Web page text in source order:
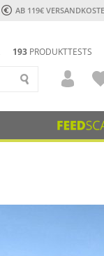
AB 119€
193 PRODUKTTESTS